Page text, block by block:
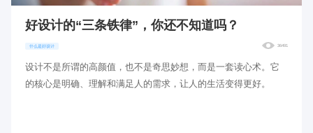
好设计的“三条铁律”，你还不知道吗？
什么是好设计 36491
设计不是所谓的高颜值，也不是奇思妙想，而是一套读心术。它
的核心是明确、理解和满足人的需求，让人的生活变得更好。